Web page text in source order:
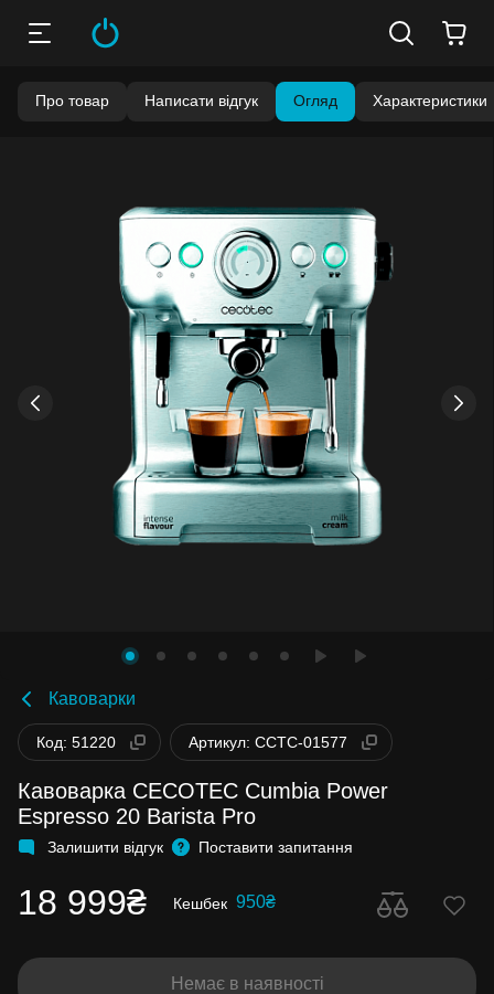
Про товар Написати відгук Огляд Характеристики
‹ ›
Кавоварки
Код: 51220 Артикул: CCTC-01577
Кавоварка CECOTEC Cumbia Power
Espresso 20 Barista Pro
Залишити відгук Поставити запитання
18 999₴ Кешбек 950₴
Накопиченими бонусами можна сплатити до 99% вартості
наступної покупки:
детальніше
Немає в наявності